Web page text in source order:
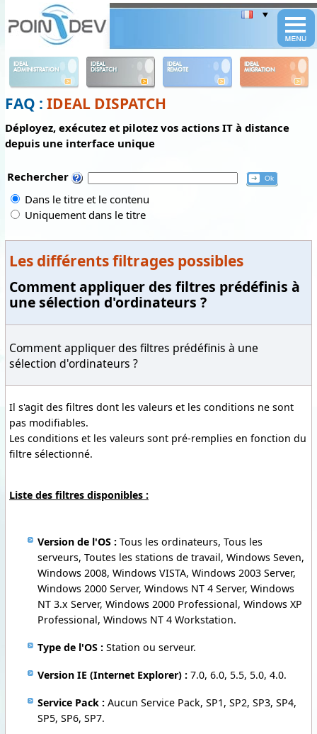
IDEAL
ADMINISTRATION
IDEAL
DISPATCH
IDEAL
REMOTE
IDEAL
MIGRATION
FAQ : IDEAL DISPATCH
Déployez, exécutez et pilotez vos actions IT à distance
depuis une interface unique
Rechercher
Dans le titre et le contenu
Uniquement dans le titre
Les différents filtrages possibles
Comment appliquer des filtres prédéfinis à
une sélection d'ordinateurs ?
Comment appliquer des filtres prédéfinis à une
sélection d'ordinateurs ?
Il s'agit des filtres dont les valeurs et les conditions ne sont
pas modifiables.
Les conditions et les valeurs sont pré-remplies en fonction du
filtre sélectionné.
Liste des filtres disponibles :
Version de l'OS : Tous les ordinateurs, Tous les
serveurs, Toutes les stations de travail, Windows Seven,
Windows 2008, Windows VISTA, Windows 2003 Server,
Windows 2000 Server, Windows NT 4 Server, Windows
NT 3.x Server, Windows 2000 Professional, Windows XP
Professional, Windows NT 4 Workstation.
Type de l'OS : Station ou serveur.
Version IE (Internet Explorer) : 7.0, 6.0, 5.5, 5.0, 4.0.
Service Pack : Aucun Service Pack, SP1, SP2, SP3, SP4,
SP5, SP6, SP7.
Panneau de gestion des cookies